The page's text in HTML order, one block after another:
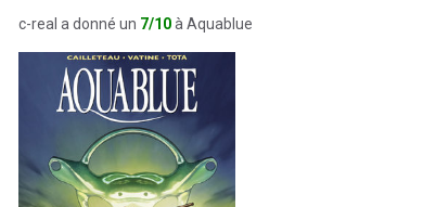
c-real a donné un 7/10à Aquablue